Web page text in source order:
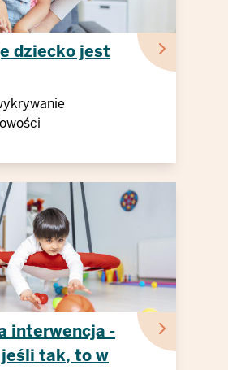
dziecko jest
interwencja -
tak, to w